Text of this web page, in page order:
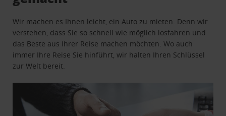
Wir machen es Ihnen leicht, ein Auto zu mieten. Denn wir
verstehen, dass Sie so schnell wie möglich losfahren und
das Beste aus Ihrer Reise machen möchten. Wo auch
immer Ihre Reise Sie hinführt, wir halten Ihren Schlüssel
zur Welt bereit.